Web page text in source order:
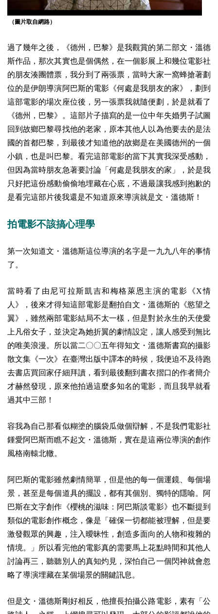
（圖片取自網路）
過了幾年之後，《德州，巴黎》是我觀賞的第二部文・溫德
斯作品，那次其實也是個偶然，在一個影展上和幾位電影社
的朋友湊團體票，我分到了兩張票，當時大家一窩蜂搶著劃
位的是伊朗導演阿巴斯的電影《何處是我朋友的家》，劃到
這部電影的場次座位後，另一張票我就隨便劃，於是就看了
《德州，巴黎》。這部片子描寫的是一位中年失婚男子試圖
回到故鄉巴黎尋找他的老家，原本其他人以為他要去的是法
國的首都巴黎，到最後才知道他的故鄉是在美國德州的一個
小鎮，也是叫巴黎。看完這部電影的當下其實我深受感動，
但因為當時朋友急著要討論「何處是我朋友的家」，於是我
只好把這份感動偷偷地埋藏在心底，不過最讓我感到抱歉的
是看完這部片後我還是不知道原來導演就是文・溫德斯！
拍電影不該搞心理學
第一次知道文・溫德斯這位導演的名字是一九九八年的事情
了。
當時看了由尼可拉斯凱吉和梅格萊恩主演的電影《X情
人》，後來才得知這部電影是翻拍自文・溫德斯的《慾望之
翼》，雖然兩部電影結局不太一樣，但是對於永生的天使愛
上凡俗女子，並決定為她折翼的劇情設定，讓人感受到無比
的唯美浪漫。所以當二〇〇五年得知文・溫德斯書寫的攝影
散文集《一次》在臺灣出版中譯本的時候，我便迫不及待跑
去書店買回家仔細拜讀，看到最後翻到書衣摺口的作者簡介
才赫然發現，原來他拍過這麼多知名的電影，而且我早就看
過其中三部！
容我為自己那看似糊塗的腦袋瓜做個辯解，不是我們電影社
鍾愛阿巴斯而瞧不起文・溫德斯，實在是這兩位導演的創作
風格南轅北轍。
阿巴斯的電影雖然劇情簡單，但是他的每一個運鏡、每個場
景，甚至是每個道具的擺設，都有其個別、獨特的隱喻。阿
巴斯在文字創作《櫻桃的滋味：阿巴斯談電影》也不斷提到
類似的電影創作概念，像是「確保一切都能被理解，但是要
激發觀眾的興趣，注入曖昧性，創造多面向的人物和複雜的
情境。」所以看完他的電影真的需要馬上花點時間和其他人
討論再三，聽聽別人的真知灼見，深怕自己一個閃神就會忽
略了導演埋藏在某個場景的關鍵訊息。
但是文・溫德斯剛好相反，他擅長拍攝公路電影，素有「公